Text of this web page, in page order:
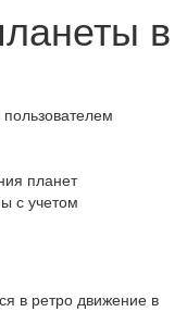
в
планет
с учетом
в ретро движение в